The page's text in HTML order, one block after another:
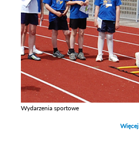
Wydarzenia sportowe